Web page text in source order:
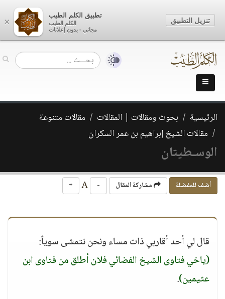
الرئيسية بحوث ومقالات | المقالات
مقالات متنوعة
مقالات الشيخ إبراهيم بن عمر السكران
الوسـطيتان
أضف للمفضلة مشاركة المقال -
+
قال لي أحد أقاربي ذات مساء ونحن نتمشى سوياً:
(ياخي فتاوى الشيخ الفضائي فلان أطلق من فتاوى ابن
عثيمين).
×
تطبيق الكلم الطيب
الكلم الطيب
مجاني - بدون إعلانات
تنزيل التطبيق